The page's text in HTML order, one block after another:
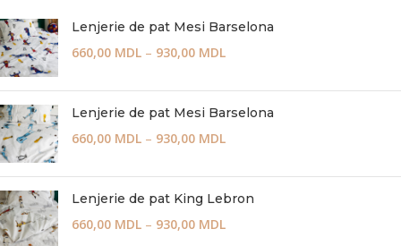
Lenjerie de pat Mesi Barselona
660,00 MDL – 930,00 MDL
Lenjerie de pat Mesi Barselona
660,00 MDL – 930,00 MDL
Lenjerie de pat King Lebron
660,00 MDL – 930,00 MDL